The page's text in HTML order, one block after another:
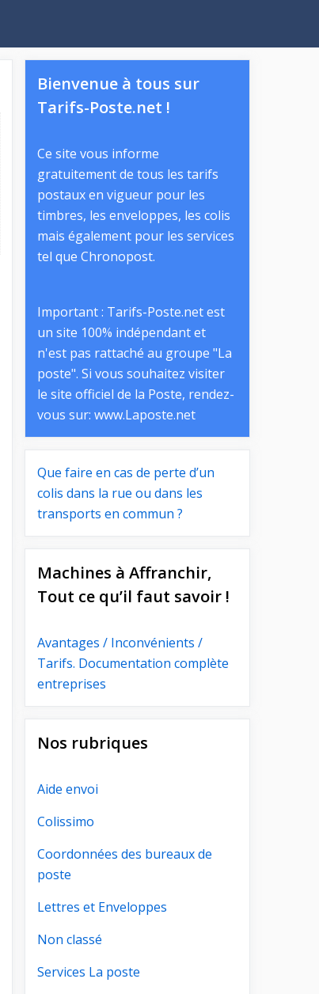
Bienvenue à tous sur
Tarifs-Poste.net !
Ce site vous informe
gratuitement de tous les tarifs
postaux en vigueur pour les
timbres, les enveloppes, les colis
mais également pour les services
tel que Chronopost.
Important : Tarifs-Poste.net est
un site 100% indépendant et
n'est pas rattaché au groupe "La
poste". Si vous souhaitez visiter
le site officiel de la Poste, rendez-
vous sur: www.Laposte.net
Que faire en cas de perte d’un
colis dans la rue ou dans les
transports en commun ?
Machines à Affranchir,
Tout ce qu’il faut savoir !
Avantages / Inconvénients /
Tarifs. Documentation complète
entreprises
Nos rubriques
Aide envoi
Colissimo
Coordonnées des bureaux de
poste
Lettres et Enveloppes
Non classé
Services La poste